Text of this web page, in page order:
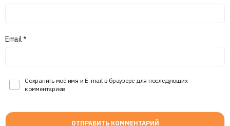
Email*
Сохранить моё имя и E-mail в браузере для последующих
комментариев